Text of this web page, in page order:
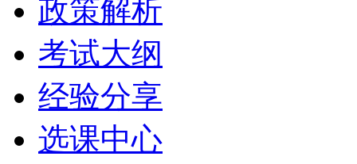
政策解析
考试大纲
经验分享
选课中心